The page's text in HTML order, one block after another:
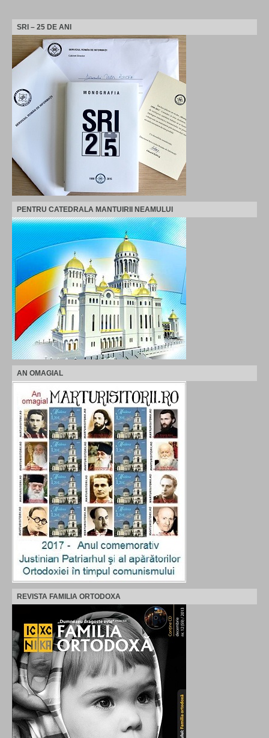
SRI – 25 DE ANI
PENTRU CATEDRALA MANTUIRII NEAMULUI
AN OMAGIAL
REVISTA FAMILIA ORTODOXA